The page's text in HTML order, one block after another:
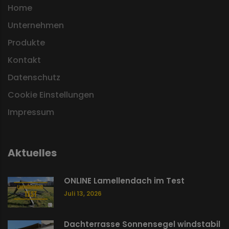
Home
Unternehmen
Produkte
Kontakt
Datenschutz
Cookie Einstellungen
Impressum
Aktuelles
ONLINE Lamellendach im Test
Juli 13, 2026
Dachterrasse Sonnensegel windstabil